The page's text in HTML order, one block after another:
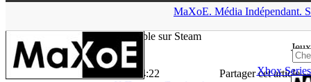
MaXoE. Média Indépendant.
Jeux
Xbox
disponible sur Steam
- 20.12.10, 14:22
Partager cet article